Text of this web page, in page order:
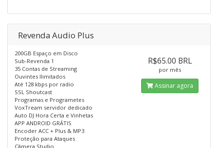
Revenda Audio Plus
200GB Espaço em Disco
Sub-Revenda 1
35 Contas de Streaming
Ouvintes Ilimitados
Até 128 kbps por radio
SSL Shoutcast
Programas e Programetes
VoxTream servidor dedicado
Auto DJ Hora Certa e Vinhetas
APP ANDROID GRÁTIS
Encoder ACC + Plus & MP3
Proteção para Ataques
Câmera Studio
R$65.00 BRL
por mês
Assinar agora